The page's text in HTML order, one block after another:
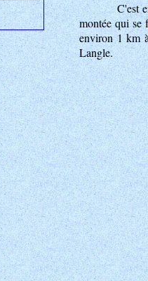
C'est
montée qui se
environ 1 km
Langle.